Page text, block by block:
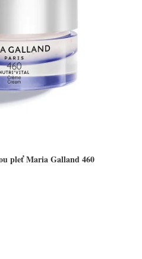
pleť Maria Galland 460